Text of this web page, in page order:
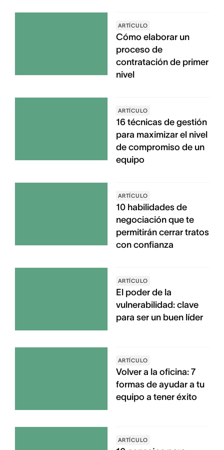
ARTÍCULO
Cómo elaborar un
proceso de
contratación de primer
nivel
ARTÍCULO
16 técnicas de gestión
para maximizar el nivel
de compromiso de un
equipo
ARTÍCULO
10 habilidades de
negociación que te
permitirán cerrar tratos
con confianza
ARTÍCULO
El poder de la
vulnerabilidad: clave
para ser un buen líder
ARTÍCULO
Volver a la oficina: 7
formas de ayudar a tu
equipo a tener éxito
ARTÍCULO